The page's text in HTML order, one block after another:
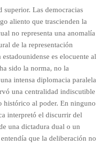
superior. Las democracias
aliento que trascienden la
no representa una anomalía
de la representación
es elocuente al
sido la norma, no la
intensa diplomacia paralela
una centralidad indiscutible
al poder. En ninguno
interpretó el discurrir del
una dictadura dual o un
que la deliberación no